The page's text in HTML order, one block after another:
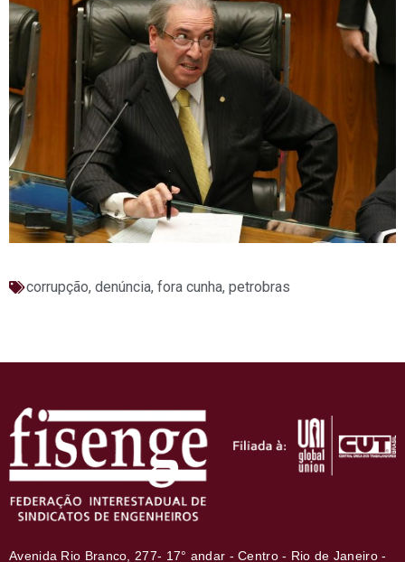
corrupção, denúncia, fora cunha, petrobras
Avenida Rio Branco, 277- 17° andar - Centro - Rio de Janeiro -